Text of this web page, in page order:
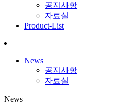
공지사항
자료실
Product-List
News
공지사항
자료실
News